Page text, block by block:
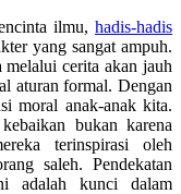
ilmu, hadis-hadis
yang sangat ampuh.
melalui cerita akan jauh
aturan formal. Dengan
moral anak-anak kita.
bukan karena
terinspirasi oleh
saleh. Pendekatan
adalah kunci dalam